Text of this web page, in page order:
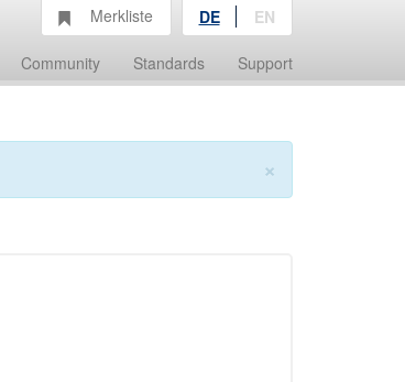
Community Standards Support
Merkliste DE EN
×